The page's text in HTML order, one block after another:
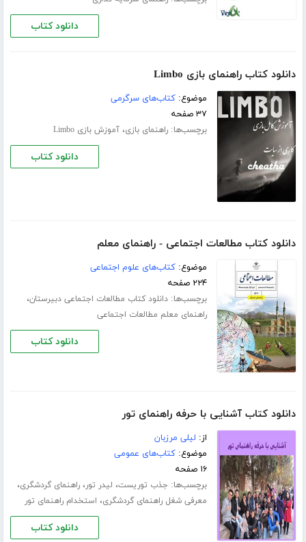
دانلود کتاب
دانلود کتاب راهنمای بازی Limbo
موضوع:کتاب‌های سرگرمی
۳۷ صفحه
برچسب‌ها:راهنمای بازی،آموزش بازی Limbo
دانلود کتاب
دانلود کتاب مطالعات اجتماعی - راهنمای معلم
موضوع:کتاب‌های علوم اجتماعی
۲۲۴ صفحه
برچسب‌ها:دانلود کتاب مطالعات اجتماعی دبیرستان،
راهنمای معلم مطالعات اجتماعی
دانلود کتاب
دانلود کتاب آشنایی با حرفه راهنمای تور
از: لیلی مرزبان
موضوع:کتاب‌های عمومی
۱۶ صفحه
برچسب‌ها: جذب توریست، لیدر تور،راهنمای گردشگری،
معرفی شغل راهنمای گردشگری، استخدام راهنمای تور
دانلود کتاب